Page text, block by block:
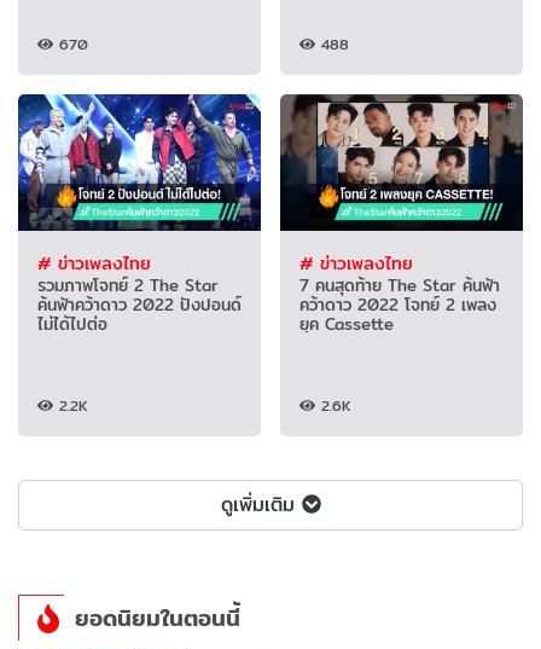
670 488
# ข่าวเพลงไทย
รวมภาพโจทย์ 2 The Star
ค้นฟ้าคว้าดาว 2022 ปังปอนด์
ไม่ได้ไปต่อ
2.2K
# ข่าวเพลงไทย
7 คนสุดท้าย The Star ค้นฟ้า
คว้าดาว 2022 โจทย์ 2 เพลง
ยุค Cassette
2.6K
ดูเพิ่มเติม
ยอดนิยมในตอนนี้